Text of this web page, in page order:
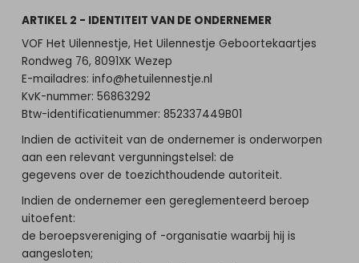
ARTIKEL 2 - IDENTITEIT VAN DE ONDERNEMER
VOF Het Uilennestje, Het Uilennestje Geboortekaartjes
Rondweg 76, 8091XK Wezep
E-mailadres: info@hetuilennestje.nl
KvK-nummer: 56863292
Btw-identificatienummer: 852337449B01
Indien de activiteit van de ondernemer is onderworpen
aan een relevant vergunningstelsel: de
gegevens over de toezichthoudende autoriteit.
Indien de ondernemer een gereglementeerd beroep
uitoefent:
de beroepsvereniging of -organisatie waarbij hij is
aangesloten;